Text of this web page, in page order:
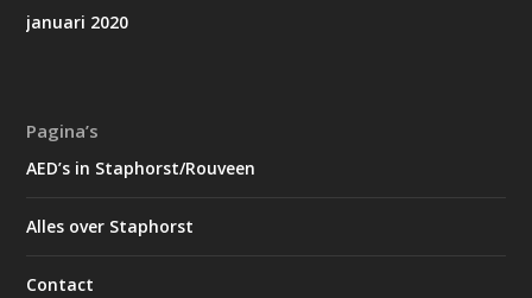
januari 2020
Pagina’s
AED’s in Staphorst/Rouveen
Alles over Staphorst
Contact